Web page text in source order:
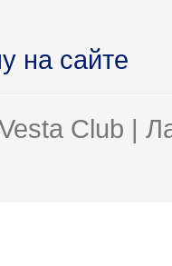
на сайте
Club |